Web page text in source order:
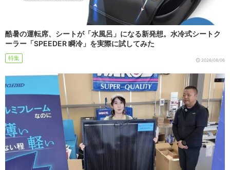
酷暑の運転席、シートが「水風呂」になる新発想。水冷式シートク
ーラー「SPEEDER 瞬冷」を実際に試してみた
特集 2026/08/06